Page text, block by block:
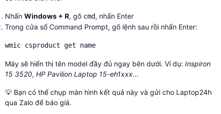
Nhấn Windows + R, gõ cmd, nhấn Enter
Trong cửa sổ Command Prompt, gõ lệnh sau rồi nhấn Enter:
wmic csproduct get name
Máy sẽ hiển thị tên model đầy đủ ngay bên dưới. Ví dụ: Inspiron
15 3520, HP Pavilion Laptop 15-eh1xxx...
💡 Bạn có thể chụp màn hình kết quả này và gửi cho Laptop24h
qua Zalo để báo giá.